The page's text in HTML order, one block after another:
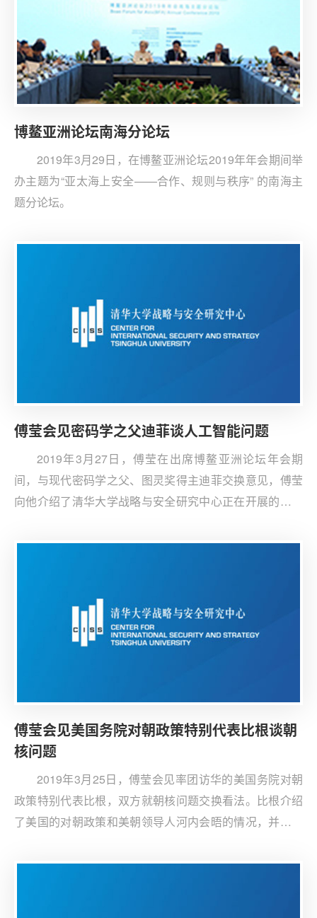
博鳌亚洲论坛南海分论坛
2019年3月29日，在博鳌亚洲论坛2019年年会期间举
办主题为“亚太海上安全——合作、规则与秩序” 的南海主
题分论坛。
傅莹会见密码学之父迪菲谈人工智能问题
2019年3月27日，傅莹在出席博鳌亚洲论坛年会期
间，与现代密码学之父、图灵奖得主迪菲交换意见，傅莹
向他介绍了清华大学战略与安全研究中心正在开展的人工
发展的看法。他对政府间关于人工智能的规则制定持悲观
能开发运用和规则制定上开展更多合作。
傅莹会见美国务院对朝政策特别代表比根谈朝
核问题
2019年3月25日，傅莹会见率团访华的美国务院对朝
政策特别代表比根，双方就朝核问题交换看法。比根介绍
了美国的对朝政策和美朝领导人河内会晤的情况，并对如
纬谈起，督促比根保持耐心和韧性，照顾朝鲜最为弱者的